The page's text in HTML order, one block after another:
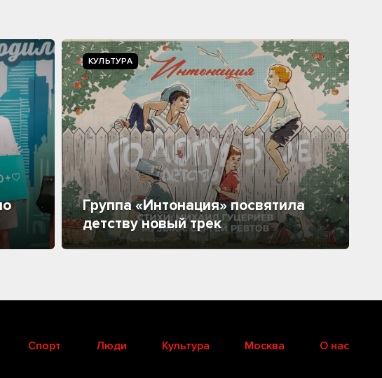
КУЛЬТУРА
Группа «Интонация» посвятила
детству новый трек
Спорт Люди Культура Москва О нас